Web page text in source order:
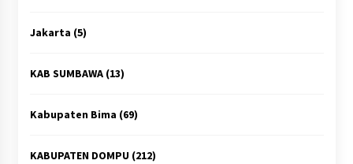
Jakarta (5)
KAB SUMBAWA(13)
Kabupaten Bima (69)
KABUPATEN DOMPU(212)